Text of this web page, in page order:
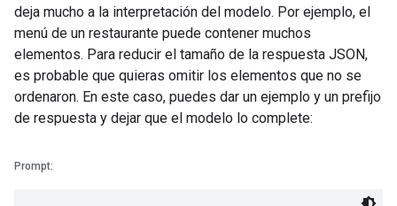
deja mucho a la interpretación del modelo. Por ejemplo, el
menú de un restaurante puede contener muchos
elementos. Para reducir el tamaño de la respuesta JSON,
es probable que quieras omitir los elementos que no se
ordenaron. En este caso, puedes dar un ejemplo y un prefijo
de respuesta y dejar que el modelo lo complete:
Prompt: